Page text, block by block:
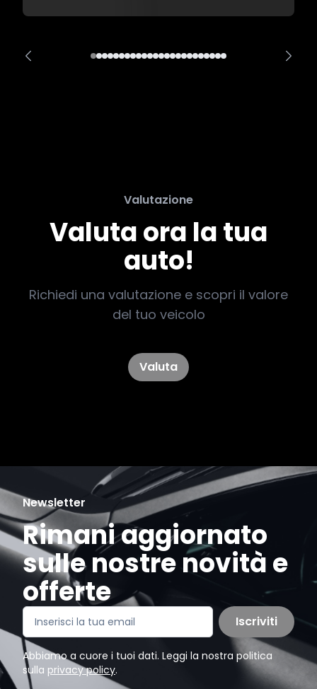
Valutazione
Valuta ora la tua
auto!
Richiedi una valutazione e scopri il valore
del tuo veicolo
Valuta
Newsletter
Rimani aggiornato
sulle nostre novità e
offerte
Iscriviti
Abbiamo a cuore i tuoi dati. Leggi la nostra politica
sulla privacy policy.